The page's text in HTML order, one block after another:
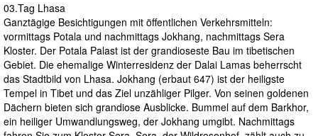
03.Tag Lhasa
Ganztägige Besichtigungen mit öffentlichen Verkehrsmitteln:
vormittags Potala und nachmittags Jokhang, nachmittags Sera
Kloster. Der Potala Palast ist der grandioseste Bau im tibetischen
Gebiet. Die ehemalige Winterresidenz der Dalai Lamas beherrscht
das Stadtbild von Lhasa. Jokhang (erbaut 647) ist der heiligste
Tempel in Tibet und das Ziel unzähliger Pilger. Von seinen goldenen
Dächern bieten sich grandiose Ausblicke. Bummel auf dem Barkhor,
ein heiliger Umwandlungsweg, der Jokhang umgibt. Nachmittags